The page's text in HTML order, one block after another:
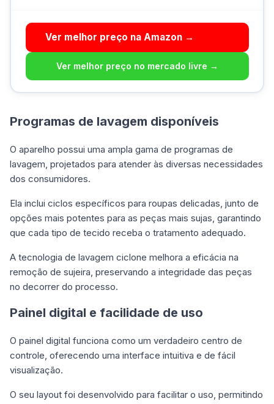
Ver melhor preço na Amazon →
Ver melhor preço no mercado livre →
Programas de lavagem disponíveis
O aparelho possui uma ampla gama de programas de
lavagem, projetados para atender às diversas necessidades
dos consumidores.
Ela inclui ciclos específicos para roupas delicadas, junto de
opções mais potentes para as peças mais sujas, garantindo
que cada tipo de tecido receba o tratamento adequado.
A tecnologia de lavagem ciclone melhora a eficácia na
remoção de sujeira, preservando a integridade das peças
no decorrer do processo.
Painel digital e facilidade de uso
O painel digital funciona como um verdadeiro centro de
controle, oferecendo uma interface intuitiva e de fácil
visualização.
O seu layout foi desenvolvido para facilitar o uso, permitindo